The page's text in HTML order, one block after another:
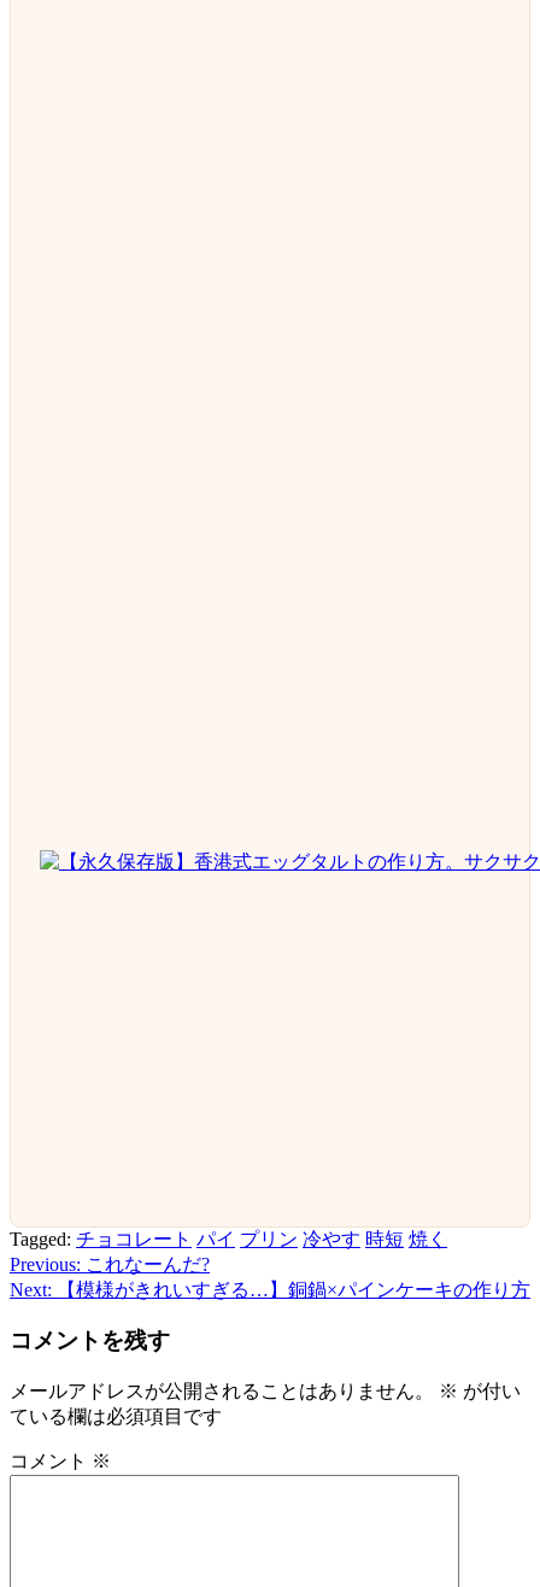
Tagged: チョコレート パイ プリン 冷やす 時短 焼く
投
稿
ナ
ビ
ゲ
ー
Previous: これなーんだ?
Next:
【模様がきれいすぎる…】銅鍋×パインケーキの作り方
コメントを残す
メールアドレスが公開されることはありません。 ※ が付い
ている欄は必須項目です
コメント ※